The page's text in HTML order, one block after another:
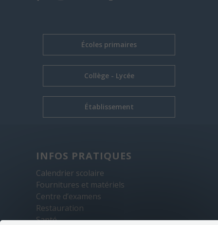
Écoles primaires
Collège - Lycée
Établissement
INFOS PRATIQUES
Calendrier scolaire
Fournitures et matériels
Centre d’examens
Restauration
Santé